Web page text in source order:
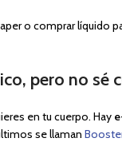
o comprar líquido
pero no sé
en tu cuerpo. Hay
se llaman